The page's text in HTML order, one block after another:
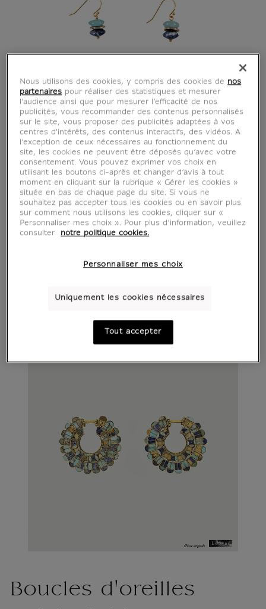
Boucles d'oreilles
Nous utilisons des cookies, y compris des cookies de nos
partenaires pour réaliser des statistiques et mesurer
l’audience ainsi que pour mesurer l’efficacité de nos
publicités, vous recommander des contenus personnalisés
sur le site, vous proposer des publicités adaptées à vos
centres d'intérêts, des contenus interactifs, des vidéos. A
l’exception de ceux nécessaires au fonctionnement du
site, les cookies ne peuvent être déposés qu’avec votre
consentement. Vous pouvez exprimer vos choix en
utilisant les boutons ci-après et changer d’avis à tout
moment en cliquant sur la rubrique « Gérer les cookies »
située en bas de chaque page du site. Si vous ne
souhaitez pas accepter tous les cookies ou en savoir plus
sur comment nous utilisons les cookies, cliquer sur «
Personnaliser mes choix ». Pour plus d’information, veuillez
consulter
notre politique cookies.
Personnaliser mes choix
Uniquement les cookies nécessaires
Tout accepter